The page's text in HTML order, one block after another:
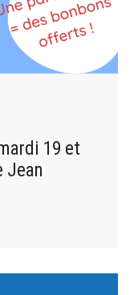
19 et
Jean